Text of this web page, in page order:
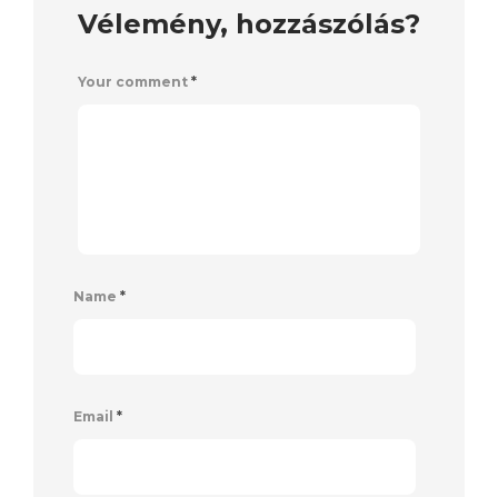
Vélemény, hozzászólás?
Your comment *
Name *
Email *